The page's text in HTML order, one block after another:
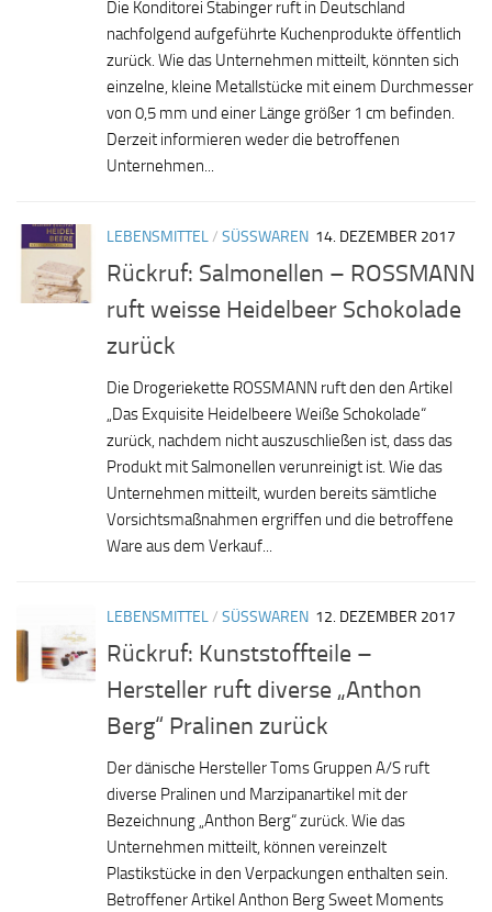
Die Konditorei Stabinger ruft in Deutschland
nachfolgend aufgeführte Kuchenprodukte öffentlich
zurück. Wie das Unternehmen mitteilt, könnten sich
einzelne, kleine Metallstücke mit einem Durchmesser
von 0,5 mm und einer Länge größer 1 cm befinden.
Derzeit informieren weder die betroffenen
Unternehmen...
LEBENSMITTEL/ SÜSSWAREN 14. DEZEMBER 2017
Rückruf: Salmonellen – ROSSMANN
ruft weisse Heidelbeer Schokolade
zurück
Die Drogeriekette ROSSMANN ruft den den Artikel
„Das Exquisite Heidelbeere Weiße Schokolade“
zurück, nachdem nicht auszuschließen ist, dass das
Produkt mit Salmonellen verunreinigt ist. Wie das
Unternehmen mitteilt, wurden bereits sämtliche
Vorsichtsmaßnahmen ergriffen und die betroffene
Ware aus dem Verkauf...
LEBENSMITTEL/ SÜSSWAREN 12. DEZEMBER 2017
Rückruf: Kunststoffteile –
Hersteller ruft diverse „Anthon
Berg“ Pralinen zurück
Der dänische Hersteller Toms Gruppen A/S ruft
diverse Pralinen und Marzipanartikel mit der
Bezeichnung „Anthon Berg“ zurück. Wie das
Unternehmen mitteilt, können vereinzelt
Plastikstücke in den Verpackungen enthalten sein.
Betroffener Artikel Anthon Berg Sweet Moments